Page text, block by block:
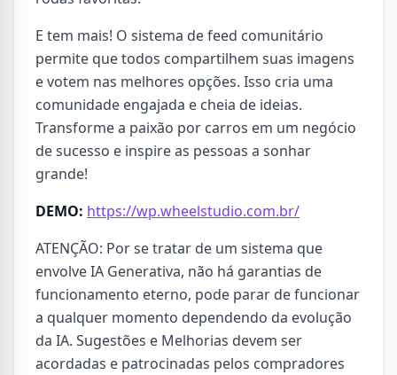
E tem mais! O sistema de feed comunitário
permite que todos compartilhem suas imagens
e votem nas melhores opções. Isso cria uma
comunidade engajada e cheia de ideias.
Transforme a paixão por carros em um negócio
de sucesso e inspire as pessoas a sonhar
grande!
DEMO: https://wp.wheelstudio.com.br/
ATENÇÃO: Por se tratar de um sistema que
envolve IA Generativa, não há garantias de
funcionamento eterno, pode parar de funcionar
a qualquer momento dependendo da evolução
da IA. Sugestões e Melhorias devem ser
acordadas e patrocinadas pelos compradores